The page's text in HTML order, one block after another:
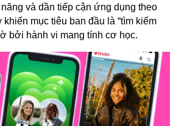
và dần tiếp cận ứng dụng theo
mục tiêu ban đầu là “tìm kiếm
bởi hành vi mang tính cơ học.